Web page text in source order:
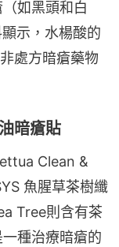
如黑頭和白
示，水楊酸的
處方暗瘡藥物
暗瘡貼
Clean &
魚腥草茶樹纖
Tree則含有茶
種治療暗瘡的